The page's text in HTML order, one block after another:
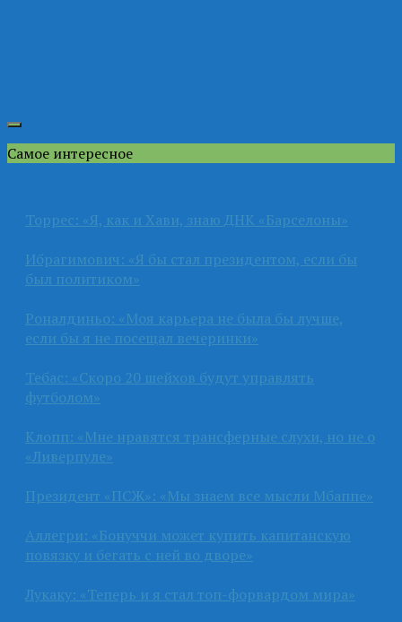
Самое интересное
Торрес: «Я, как и Хави, знаю ДНК «Барселоны»
Ибрагимович: «Я бы стал президентом, если бы
был политиком»
Роналдиньо: «Моя карьера не была бы лучше,
если бы я не посещал вечеринки»
Тебас: «Скоро 20 шейхов будут управлять
футболом»
Клопп: «Мне нравятся трансферные слухи, но не о
«Ливерпуле»
Президент «ПСЖ»: «Мы знаем все мысли Мбаппе»
Аллегри: «Бонуччи может купить капитанскую
повязку и бегать с ней во дворе»
Лукаку: «Теперь и я стал топ-форвардом мира»